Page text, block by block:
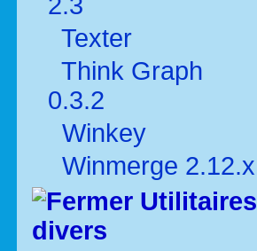
Texter
Think Graph
0.3.2
Winkey
Winmerge 2.12.x
Utilitaires
divers